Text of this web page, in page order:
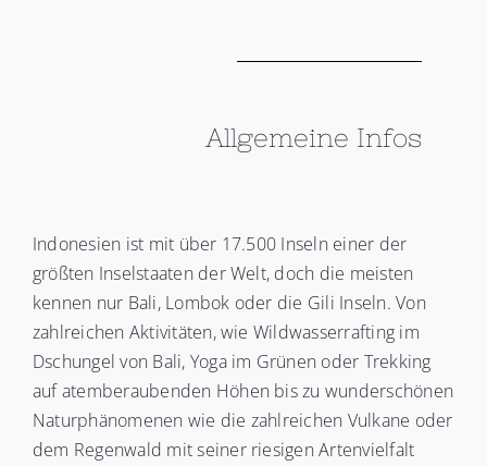
Allgemeine Infos
Indonesien ist mit über 17.500 Inseln einer der
größten Inselstaaten der Welt, doch die meisten
kennen nur Bali, Lombok oder die Gili Inseln. Von
zahlreichen Aktivitäten, wie Wildwasserrafting im
Dschungel von Bali, Yoga im Grünen oder Trekking
auf atemberaubenden Höhen bis zu wunderschönen
Naturphänomenen wie die zahlreichen Vulkane oder
dem Regenwald mit seiner riesigen Artenvielfalt